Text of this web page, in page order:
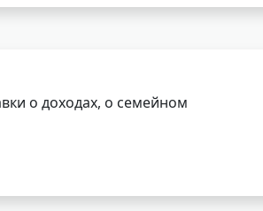
о доходах, о семейном